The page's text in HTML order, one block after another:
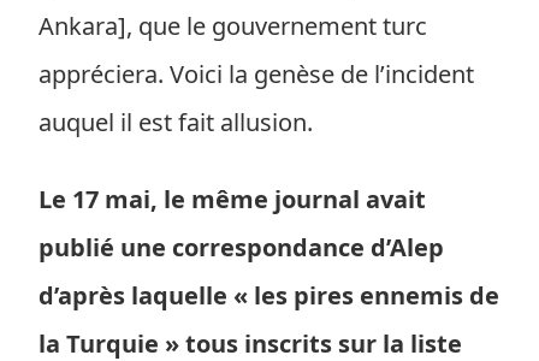
Ankara], que le gouvernement turc
appréciera. Voici la genèse de l’incident
auquel il est fait allusion.
Le 17 mai, le même journal avait
publié une correspondance d’Alep
d’après laquelle « les pires ennemis de
la Turquie » tous inscrits sur la liste